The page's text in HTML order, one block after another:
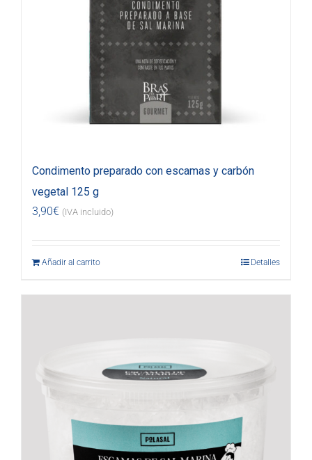
Condimento preparado con escamas y carbón
vegetal 125 g
3,90€ (IVA incluido)
Añadir al carrito Detalles